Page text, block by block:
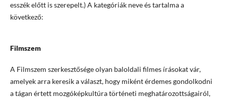
esszék előtt is szerepelt.) A kategóriák neve és tartalma a
következő:
Filmszem
A Filmszem szerkesztősége olyan baloldali filmes írásokat vár,
amelyek arra keresik a választ, hogy miként érdemes gondolkodni
a tágan értett mozgóképkultúra történeti meghatározottságairól,